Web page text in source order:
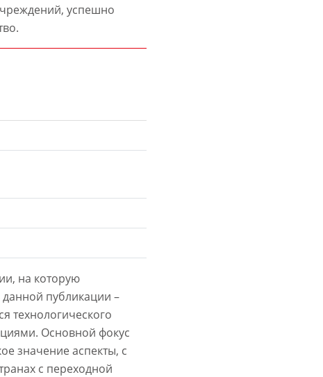
успешно
на которую
публикации –
технологического
Основной фокус
значение аспекты, с
с переходной